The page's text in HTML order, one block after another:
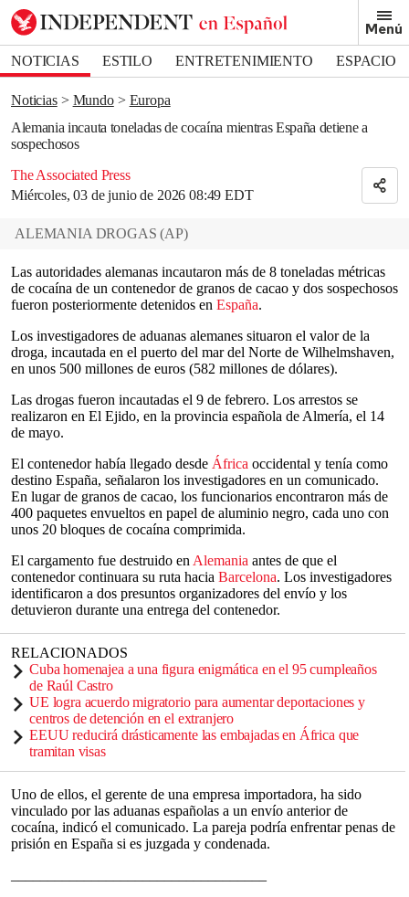
Menú
NOTICIAS ESTILO ENTRETENIMIENTO
ESPACIO
DEPORTES
Noticias Mundo
Europa
Alemania incauta toneladas de cocaína mientras España detiene a
sospechosos
The Associated Press
Miércoles, 03 de junio de 2026 08:49 EDT
Bookmark popover
Removed from bookmarks
Close popover
ALEMANIA DROGAS (AP)
Las autoridades alemanas incautaron más de 8 toneladas métricas
de cocaína de un contenedor de granos de cacao y dos sospechosos
fueron posteriormente detenidos en España.
Los investigadores de aduanas alemanes situaron el valor de la
droga, incautada en el puerto del mar del Norte de Wilhelmshaven,
en unos 500 millones de euros (582 millones de dólares).
Las drogas fueron incautadas el 9 de febrero. Los arrestos se
realizaron en El Ejido, en la provincia española de Almería, el 14
de mayo.
El contenedor había llegado desde África occidental y tenía como
destino España, señalaron los investigadores en un comunicado.
En lugar de granos de cacao, los funcionarios encontraron más de
400 paquetes envueltos en papel de aluminio negro, cada uno con
unos 20 bloques de cocaína comprimida.
El cargamento fue destruido en Alemania antes de que el
contenedor continuara su ruta hacia Barcelona. Los investigadores
identificaron a dos presuntos organizadores del envío y los
detuvieron durante una entrega del contenedor.
RELACIONADOS
Cuba homenajea a una figura enigmática en el 95 cumpleaños
de Raúl Castro
UE logra acuerdo migratorio para aumentar deportaciones y
centros de detención en el extranjero
EEUU reducirá drásticamente las embajadas en África que
tramitan visas
Uno de ellos, el gerente de una empresa importadora, ha sido
vinculado por las aduanas españolas a un envío anterior de
cocaína, indicó el comunicado. La pareja podría enfrentar penas de
prisión en España si es juzgada y condenada.